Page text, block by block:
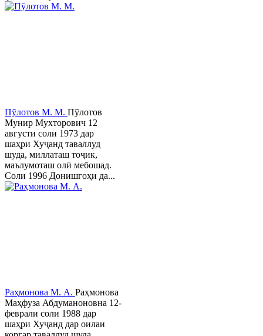
Пӯлотов М. М. Пўлотов
Мунир Мухторович 12
августи соли 1973 дар
шаҳри Хуҷанд таваллуд
шуда, миллаташ тоҷик,
маълумоташ олӣ мебошад.
Соли 1996 Донишгоҳи да...
Раҳмонова М. А. Раҳмонова
Маҳфуза Абдуманоновна 12-
феврали соли 1988 дар
шаҳри Хуҷанд дар оилаи